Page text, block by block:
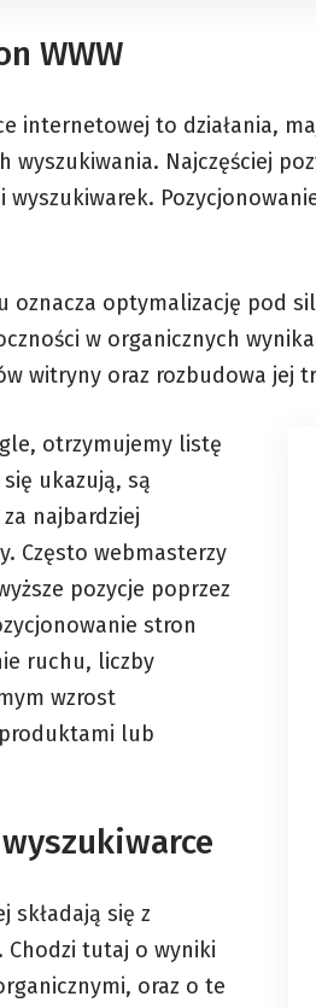
WWW
internetowej to działania,
Najczęściej
wyszukiwarek.
oznacza optymalizację pod
w organicznych
witryny oraz rozbudowa jej
otrzymujemy listę
ukazują, są
najbardziej
Często webmasterzy
pozycje poprzez
stron
ruchu, liczby
wzrost
lub
składają się z
Chodzi tutaj o wyniki
oraz o te